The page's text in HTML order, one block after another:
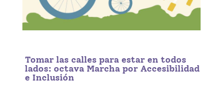
Tomar las calles para estar en todos
lados: octava Marcha por Accesibilidad
e Inclusión